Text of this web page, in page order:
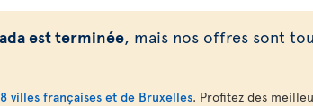
est terminée, mais nos offres sont
villes françaises et de Bruxelles. Profitez des